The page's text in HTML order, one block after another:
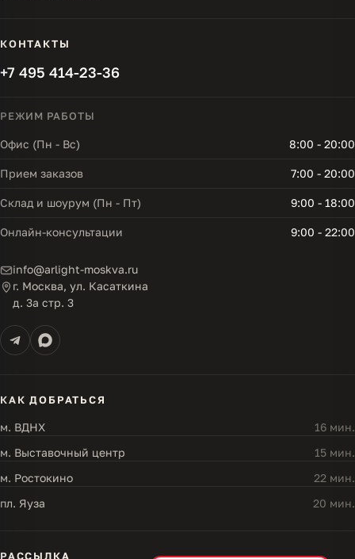
КОНТАКТЫ
+7 495 414-23-36
РЕЖИМ РАБОТЫ
Офис (Пн - Вс) 8:00 - 20:00
Прием заказов 7:00 - 20:00
Склад и шоурум (Пн - Пт) 9:00 - 18:00
Онлайн-консультации 9:00 - 22:00
info@arlight-moskva.ru
г. Москва, ул. Касаткина
д. 3а стр. 3
КАК ДОБРАТЬСЯ
м. ВДНХ
16 мин.
м. Выставочный центр
15 мин.
м. Ростокино
22 мин.
пл. Яуза
20 мин.
РАССЫЛКА